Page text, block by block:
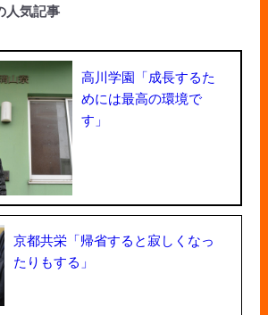
人気記事
高川学園「成長するた
めには最高の環境で
す」
京都共栄「帰省すると寂しくなっ
たりもする」